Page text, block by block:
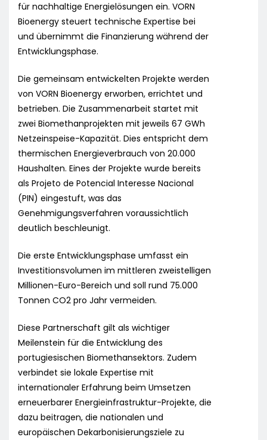
für nachhaltige Energielösungen ein. VORN
Bioenergy steuert technische Expertise bei
und übernimmt die Finanzierung während der
Entwicklungsphase.
Die gemeinsam entwickelten Projekte werden
von VORN Bioenergy erworben, errichtet und
betrieben. Die Zusammenarbeit startet mit
zwei Biomethanprojekten mit jeweils 67 GWh
Netzeinspeise-Kapazität. Dies entspricht dem
thermischen Energieverbrauch von 20.000
Haushalten. Eines der Projekte wurde bereits
als Projeto de Potencial Interesse Nacional
(PIN) eingestuft, was das
Genehmigungsverfahren voraussichtlich
deutlich beschleunigt.
Die erste Entwicklungsphase umfasst ein
Investitionsvolumen im mittleren zweistelligen
Millionen-Euro-Bereich und soll rund 75.000
Tonnen CO2 pro Jahr vermeiden.
Diese Partnerschaft gilt als wichtiger
Meilenstein für die Entwicklung des
portugiesischen Biomethansektors. Zudem
verbindet sie lokale Expertise mit
internationaler Erfahrung beim Umsetzen
erneuerbarer Energieinfrastruktur-Projekte, die
dazu beitragen, die nationalen und
europäischen Dekarbonisierungsziele zu